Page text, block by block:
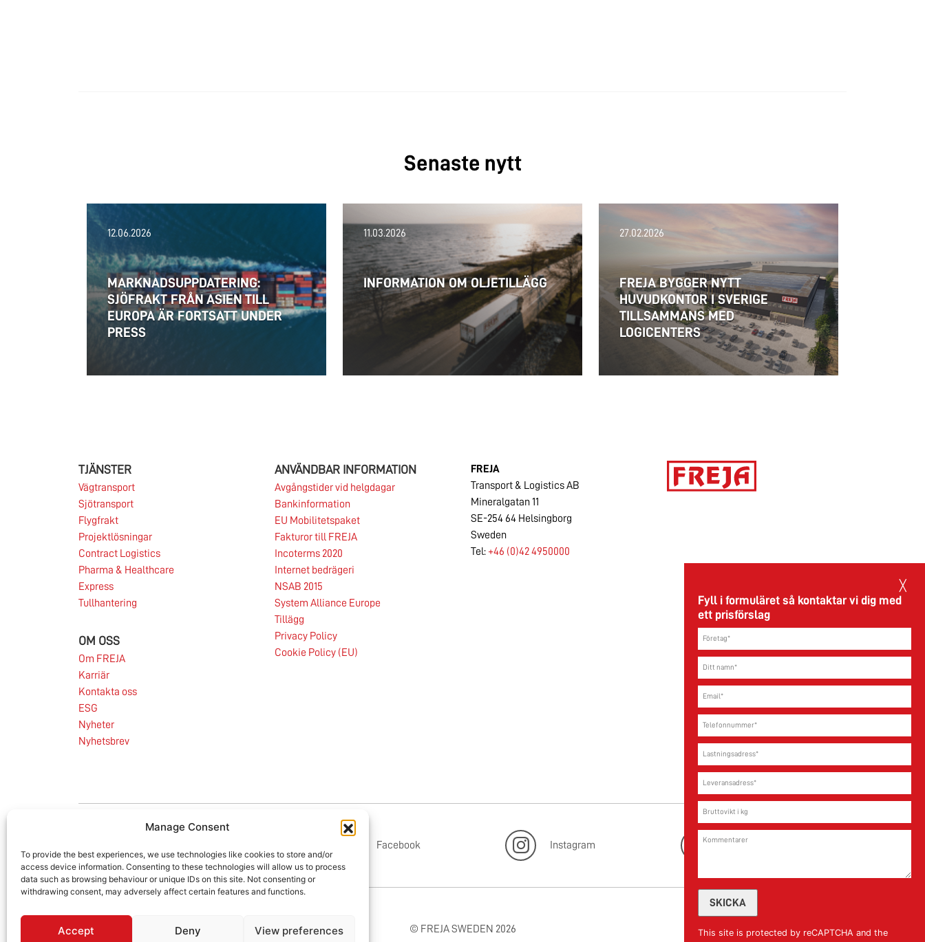
Manage Consent
To provide the best experiences, we use technologies like cookies to store and/or
access device information. Consenting to these technologies will allow us to process
data such as browsing behaviour or unique IDs on this site. Not consenting or
withdrawing consent, may adversely affect certain features and functions.
Accept Deny View preferences
╳
Fyll i formuläret så kontaktar vi dig med
ett prisförslag
This site is protected by reCAPTCHA and the
Senaste nytt
12.06.2026
Marknaden för containerimport från Asien
till Europa är fortsatt under press.
12.06.2026
MARKNADSUPPDATERING:
SJÖFRAKT FRÅN ASIEN TILL
EUROPA ÄR FORTSATT UNDER
PRESS
11.03.2026
INFORMATION OM OLJETILLÄGG
FREJA bygger nytt huvudkontor i Sverige
27.02.2026
FREJA BYGGER NYTT
HUVUDKONTOR I SVERIGE
TILLSAMMANS MED
LOGICENTERS
TJÄNSTER
Vägtransport
Sjötransport
Flygfrakt
Projektlösningar
Contract Logistics
Pharma & Healthcare
Express
Tullhantering
OM OSS
Om FREJA
Karriär
Kontakta oss
ESG
Nyheter
Nyhetsbrev
ANVÄNDBAR INFORMATION
Avgångstider vid helgdagar
Bankinformation
EU Mobilitetspaket
Fakturor till FREJA
Incoterms 2020
Internet bedrägeri
NSAB 2015
System Alliance Europe
Tillägg
Privacy Policy
Cookie Policy (EU)
FREJA
Transport & Logistics AB
Mineralgatan 11
SE-254 64 Helsingborg
Sweden
Tel: +46 (0)42 4950000
Facebook Instagram Youtube
© FREJA SWEDEN 2026